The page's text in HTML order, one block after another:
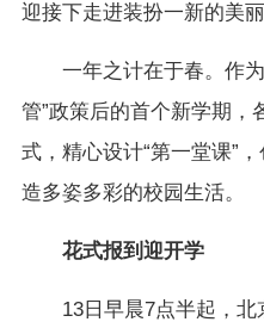
迎接下走进装扮一新的美丽
一年之计在于春。作
管”政策后的首个新学期，
式，精心设计“第一堂课”
造多姿多彩的校园生活。
花式报到迎开学
13日早晨7点半起，